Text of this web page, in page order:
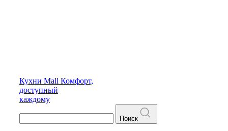
Кухни Mall Комфорт,
доступный
каждому
Поиск